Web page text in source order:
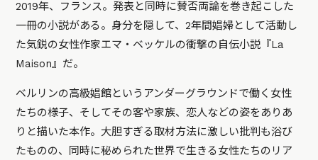
2019年、フランス。発表と同時に賛否両論を巻き起こした
一冊の小説がある。身分を隠して、2年間娼婦として活動し
た気鋭の女性作家エマ・ベッケルの衝撃の自伝小説『La
Maison』だ。
ベルリンの高級娼館というアンダーグラウンドで働く女性
たちの様子、そしてその客や家族、恋人などの姿をありあ
りと描いた本作。大胆すぎる取材方法に激しい批判も浴び
たものの、同時に秘められた世界で生きる女性たちのリア